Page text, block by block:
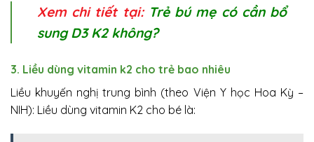
Xem chi tiết tại: Trẻ bú mẹ có cần bổ
sung D3 K2 không?
3. Liều dùng vitamin k2 cho trẻ bao nhiêu
Liều khuyến nghị trung bình (theo Viện Y học Hoa Kỳ –
NIH): Liều dùng vitamin K2 cho bé là: